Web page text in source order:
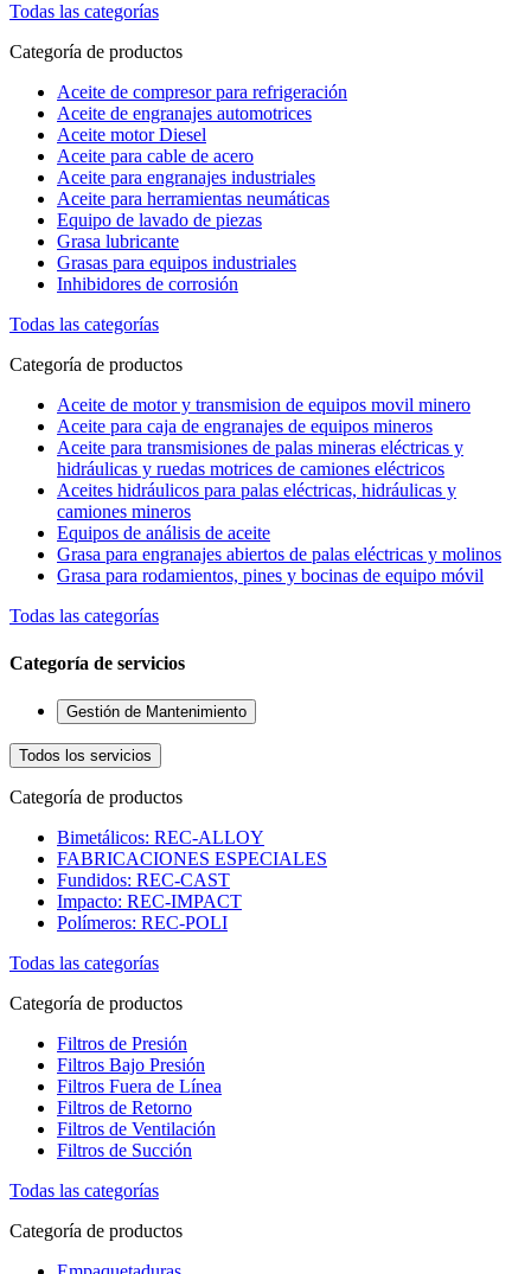
Todas las categorías
Categoría de productos
Aceite de compresor para refrigeración
Aceite de engranajes automotrices
Aceite motor Diesel
Aceite para cable de acero
Aceite para engranajes industriales
Aceite para herramientas neumáticas
Equipo de lavado de piezas
Grasa lubricante
Grasas para equipos industriales
Inhibidores de corrosión
Todas las categorías
Categoría de productos
Aceite de motor y transmision de equipos movil minero
Aceite para caja de engranajes de equipos mineros
Aceite para transmisiones de palas mineras eléctricas y
hidráulicas y ruedas motrices de camiones eléctricos
Aceites hidráulicos para palas eléctricas, hidráulicas y
camiones mineros
Equipos de análisis de aceite
Grasa para engranajes abiertos de palas eléctricas y molinos
Grasa para rodamientos, pines y bocinas de equipo móvil
Todas las categorías
Categoría de servicios
Gestión de Mantenimiento
Todos los servicios
Categoría de productos
Bimetálicos: REC-ALLOY
FABRICACIONES ESPECIALES
Fundidos: REC-CAST
Impacto: REC-IMPACT
Polímeros: REC-POLI
Todas las categorías
Categoría de productos
Filtros de Presión
Filtros Bajo Presión
Filtros Fuera de Línea
Filtros de Retorno
Filtros de Ventilación
Filtros de Succión
Todas las categorías
Categoría de productos